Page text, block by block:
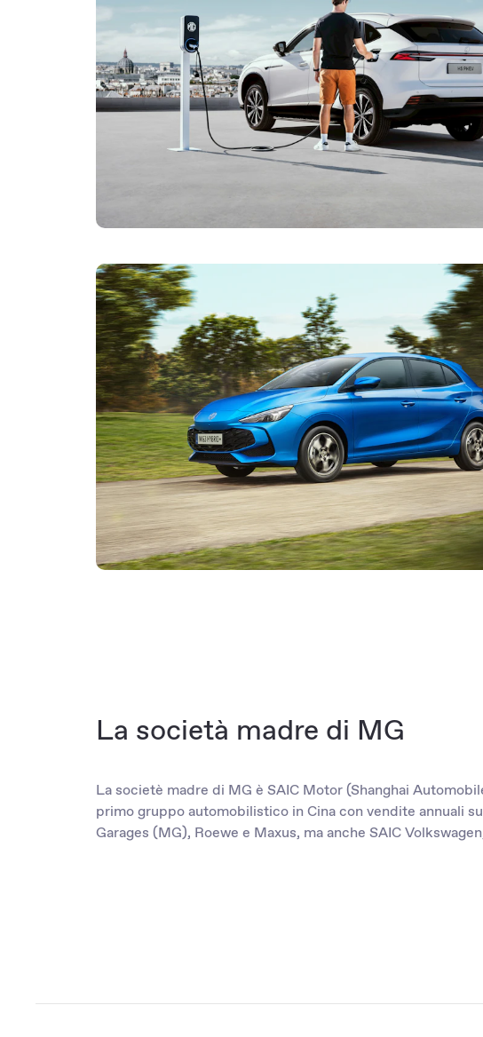
La società madre di MG
La societè madre di MG è SAIC Motor (Shanghai
primo gruppo automobilistico in Cina con vendite annuali
Garages (MG), Roewe e Maxus, ma anche SAIC